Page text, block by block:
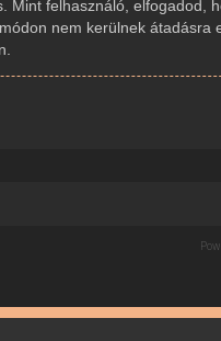
Mint felhasználó, elfogadod,
nem kerülnek